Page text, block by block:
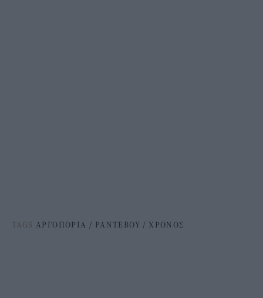
TAGS ΑΡΓΟΠΟΡΙΑ / ΡΑΝΤΕΒΟΥ / ΧΡΟΝΟΣ